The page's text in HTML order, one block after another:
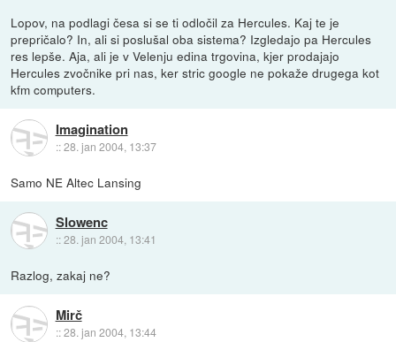
Lopov, na podlagi česa si se ti odločil za Hercules. Kaj te je
prepričalo? In, ali si poslušal oba sistema? Izgledajo pa Hercules
res lepše. Aja, ali je v Velenju edina trgovina, kjer prodajajo
Hercules zvočnike pri nas, ker stric google ne pokaže drugega kot
kfm computers.
Imagination
::28. jan 2004, 13:37
Samo NE Altec Lansing
Slowenc
::28. jan 2004, 13:41
Razlog, zakaj ne?
Mirč
::28. jan 2004, 13:44